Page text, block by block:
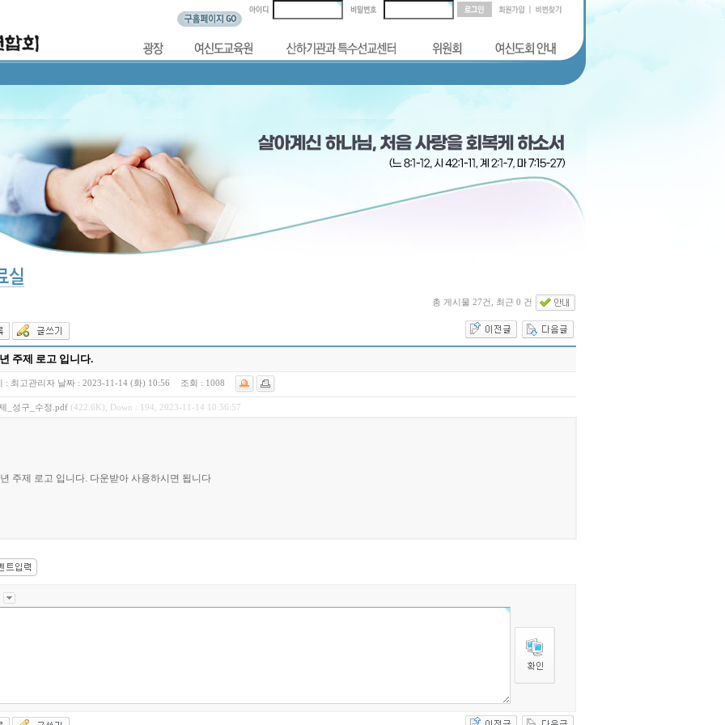
총 게시물 27건, 최근 0 건
주제 로고 입니다.
: 최고관리자 날짜 : 2023-11-14 (화) 10:56 조회 : 1008
_성구_수정.pdf (422.6K), Down : 194, 2023-11-14 10:56:57
주제 로고 입니다. 다운받아 사용하시면 됩니다